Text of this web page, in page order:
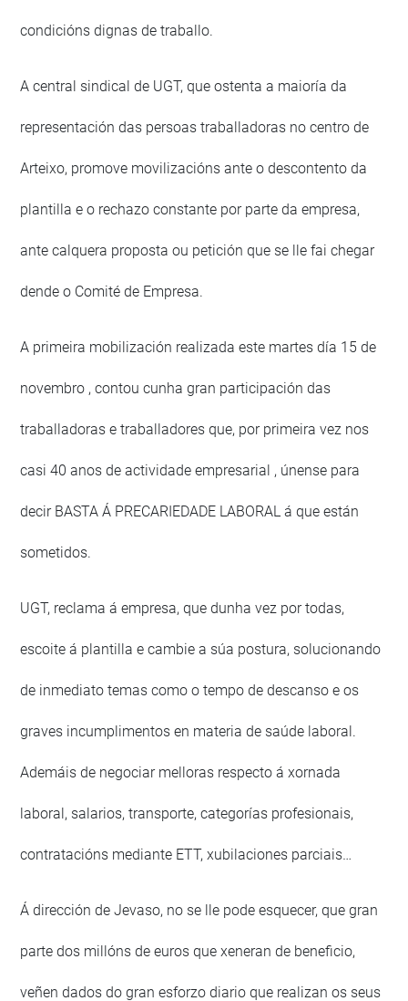
condicións dignas de traballo.
A central sindical de UGT, que ostenta a maioría da
representación das persoas traballadoras no centro de
Arteixo, promove movilizacións ante o descontento da
plantilla e o rechazo constante por parte da empresa,
ante calquera proposta ou petición que se lle fai chegar
dende o Comité de Empresa.
A primeira mobilización realizada este martes día 15 de
novembro , contou cunha gran participación das
traballadoras e traballadores que, por primeira vez nos
casi 40 anos de actividade empresarial , únense para
decir BASTA Á PRECARIEDADE LABORAL á que están
sometidos.
UGT, reclama á empresa, que dunha vez por todas,
escoite á plantilla e cambie a súa postura, solucionando
de inmediato temas como o tempo de descanso e os
graves incumplimentos en materia de saúde laboral.
Ademáis de negociar melloras respecto á xornada
laboral, salarios, transporte, categorías profesionais,
contratacións mediante ETT, xubilaciones parciais…
Á dirección de Jevaso, no se lle pode esquecer, que gran
parte dos millóns de euros que xeneran de beneficio,
veñen dados do gran esforzo diario que realizan os seus